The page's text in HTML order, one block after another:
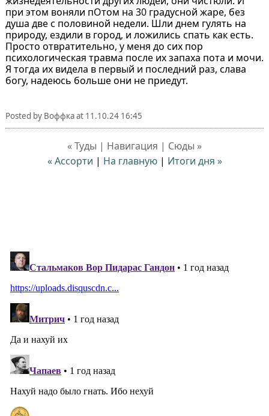
при этом воняли пОтом на 30 градусной жаре, без
душа две с половиной недели. Шли днем гулять на
природу, ездили в город, и ложились спать как есть.
Просто отвратительно, у меня до сих пор
психологическая травма после их запаха пота и мочи.
Я тогда их видела в первый и последний раз, слава
богу, надеюсь больше они не приедут.
Posted by Воффкаat 11.10.24 16:45
« Туды | Навигация | Сюды »
« Ассорти | На главную| Итоги дня »